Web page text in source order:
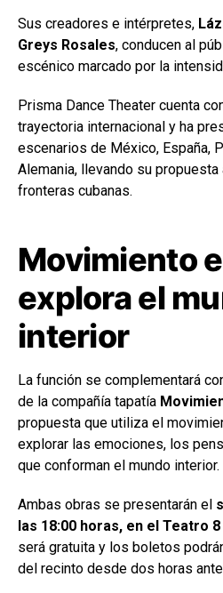
Sus creadores e intérpretes,
Greys Rosales, conducen al
escénico marcado por la
Prisma Dance Theater cuenta
trayectoria internacional y ha
escenarios de México, España,
Alemania, llevando su
fronteras cubanas.
Movimiento
explora el
interior
La función se complementará
de la compañía tapatía
propuesta que utiliza el
explorar las emociones, los
que conforman el mundo interior.
Ambas obras se presentarán el
las 18:00 horas, en el Teatro
será gratuita y los boletos
del recinto desde dos horas